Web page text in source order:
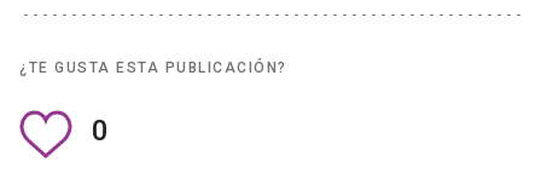
¿TE GUSTA ESTA PUBLICACIÓN?
0